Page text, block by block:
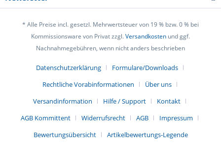
* Alle Preise incl. gesetzl. Mehrwertsteuer von 19 % bzw. 0 % bei
Kommissionsware von Privat zzgl.Versandkosten und ggf.
Nachnahmegebühren, wenn nicht anders beschrieben
Datenschutzerklärung
Formulare/Downloads
Rechtliche Vorabinformationen
Über uns
Versandinformation
Hilfe / Support
Kontakt
AGB Kommittent
Widerrufsrecht AGB
Impressum
Bewertungsübersicht
Artikelbewertungs-Legende